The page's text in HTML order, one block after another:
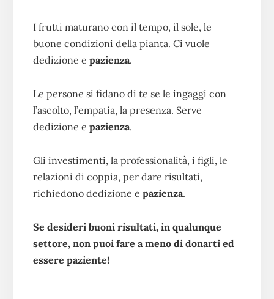
I frutti maturano con il tempo, il sole, le
buone condizioni della pianta. Ci vuole
dedizione e pazienza.
Le persone si fidano di te se le ingaggi con
l’ascolto, l’empatia, la presenza. Serve
dedizione e pazienza.
Gli investimenti, la professionalità, i figli, le
relazioni di coppia, per dare risultati,
richiedono dedizione e pazienza.
Se desideri buoni risultati, in qualunque
settore, non puoi fare a meno di donarti ed
essere paziente!